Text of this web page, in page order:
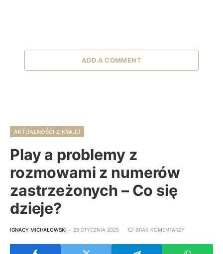
ADD A COMMENT
AKTUALNOŚCI Z KRAJU
Play a problemy z
rozmowami z numerów
zastrzeżonych – Co się
dzieje?
IGNACY MICHAŁOWSKI 29 STYCZNIA 2025 BRAK KOMENTARZY